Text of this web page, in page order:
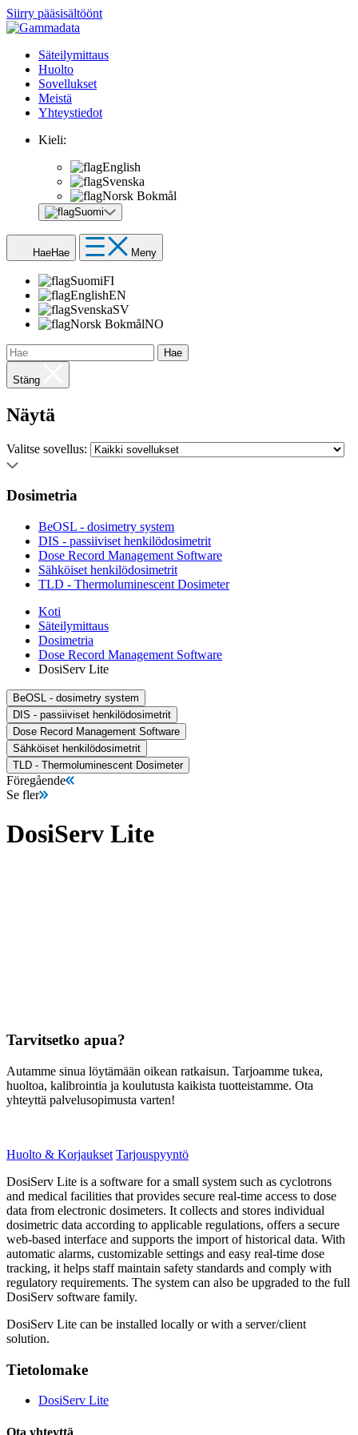
Siirry pääsisältöönt
Säteilymittaus
Huolto
Sovellukset
Meistä
Yhteystiedot
Kieli:
English
Svenska
Norsk Bokmål
Suomi
HaeHae Meny
SuomiFI
EnglishEN
SvenskaSV
Norsk BokmålNO
Hae
Stäng
Näytä
Valitse sovellus:
Dosimetria
BeOSL - dosimetry system
DIS - passiiviset henkilödosimetrit
Dose Record Management Software
Sähköiset henkilödosimetrit
TLD - Thermoluminescent Dosimeter
Koti
Säteilymittaus
Dosimetria
Dose Record Management Software
DosiServ Lite
BeOSL - dosimetry system
DIS - passiiviset henkilödosimetrit
Dose Record Management Software
Sähköiset henkilödosimetrit
TLD - Thermoluminescent Dosimeter
Föregående
Se fler
DosiServ Lite
Tarvitsetko apua?
Autamme sinua löytämään oikean ratkaisun. Tarjoamme tukea,
huoltoa, kalibrointia ja koulutusta kaikista tuotteistamme. Ota
yhteyttä palvelusopimusta varten!
Huolto & Korjaukset Tarjouspyyntö
DosiServ Lite is a software for a small system such as cyclotrons
and medical facilities that provides secure real-time access to dose
data from electronic dosimeters. It collects and stores individual
dosimetric data according to applicable regulations, offers a secure
web-based interface and supports the import of historical data. With
automatic alarms, customizable settings and easy real-time dose
tracking, it helps staff maintain safety standards and comply with
regulatory requirements. The system can also be upgraded to the full
DosiServ software family.
DosiServ Lite can be installed locally or with a server/client
solution.
Tietolomake
DosiServ Lite
Ota yhteyttä